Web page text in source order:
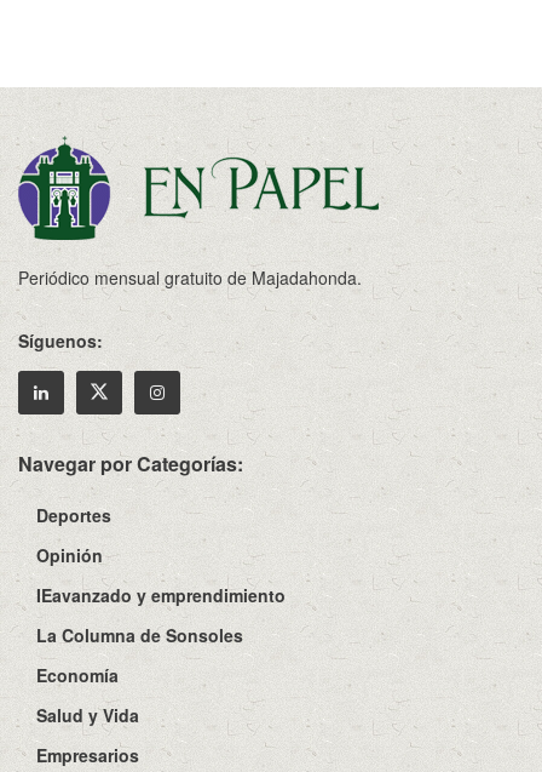
Periódico mensual gratuito de Majadahonda.
Síguenos:
Navegar por Categorías:
Deportes
Opinión
IEavanzado y emprendimiento
La Columna de Sonsoles
Economía
Salud y Vida
Empresarios